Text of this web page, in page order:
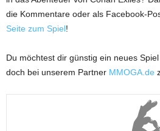
die Kommentare oder als Facebook-
Seite zum Spiel!
Du möchtest dir günstig ein neues
doch bei unserem Partner MMOGA.de